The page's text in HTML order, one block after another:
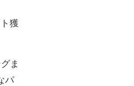
獲
ま
パ